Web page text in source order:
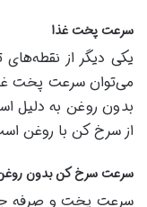
سرعت پخت غذا
یکی دیگر از
می‌توان سرعت پخت
بدون روغن به دلیل
از سرخ کن با روغن
سرعت سرخ کن بدون
سرعت پخت و صرفه